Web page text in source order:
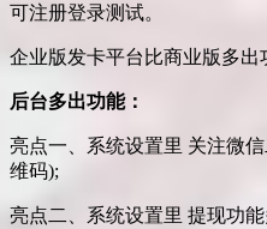
可注册登录测试。
企业版发卡平台比商业版多出
后台多出功能：
亮点一、系统设置里 关注微
维码);
亮点二、系统设置里 提现功